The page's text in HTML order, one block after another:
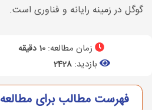
گوگل در زمینه رایانه و فناوری است.
زمان مطالعه:10 دقیقه
بازدید:2428
فهرست مطالب برای مطالعه